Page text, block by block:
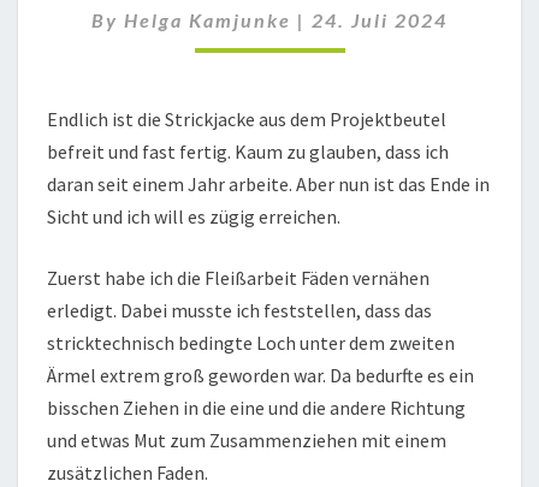
By Helga Kamjunke | 24. Juli 2024
Endlich ist die Strickjacke aus dem Projektbeutel
befreit und fast fertig. Kaum zu glauben, dass ich
daran seit einem Jahr arbeite. Aber nun ist das Ende in
Sicht und ich will es zügig erreichen.
Zuerst habe ich die Fleißarbeit Fäden vernähen
erledigt. Dabei musste ich feststellen, dass das
stricktechnisch bedingte Loch unter dem zweiten
Ärmel extrem groß geworden war. Da bedurfte es ein
bisschen Ziehen in die eine und die andere Richtung
und etwas Mut zum Zusammenziehen mit einem
zusätzlichen Faden.